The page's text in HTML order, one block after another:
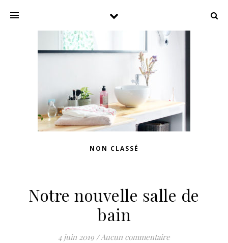
NON CLASSÉ
Notre nouvelle salle de
bain
4 juin 2019 /Aucun commentaire